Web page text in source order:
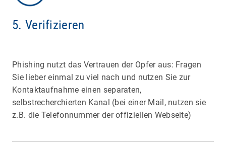
5. Verifizieren
Phishing nutzt das Vertrauen der Opfer aus: Fragen
Sie lieber einmal zu viel nach und nutzen Sie zur
Kontaktaufnahme einen separaten,
selbstrecherchierten Kanal (bei einer Mail, nutzen sie
z.B. die Telefonnummer der offiziellen Webseite)